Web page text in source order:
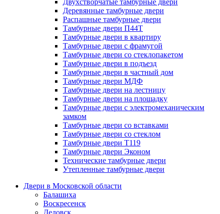
Двухстворчатые тамбурные двери
Деревянные тамбурные двери
Распашные тамбурные двери
Тамбурные двери П44Т
Тамбурные двери в квартиру
Тамбурные двери с фрамугой
Тамбурные двери со стеклопакетом
Тамбурные двери в подъезд
Тамбурные двери в частный дом
Тамбурные двери МДФ
Тамбурные двери на лестницу
Тамбурные двери на площадку
Тамбурные двери с электромеханическим
замком
Тамбурные двери со вставками
Тамбурные двери со стеклом
Тамбурные двери Т119
Тамбурные двери Эконом
Технические тамбурные двери
Утепленные тамбурные двери
Двери в Московской области
Балашиха
Воскресенск
Дедовск